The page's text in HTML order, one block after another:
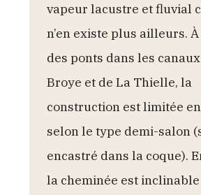
vapeur lacustre et fluvial
n’en existe plus ailleurs.
des ponts dans les
Broye et de La Thielle, la
construction est limitée
selon le type demi-salon
encastré dans la coque).
la cheminée est